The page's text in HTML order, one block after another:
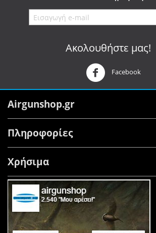
Ακολουθήστε μας!
Facebook
Airgunshop.gr
Πληροφορίες
Χρήσιμα